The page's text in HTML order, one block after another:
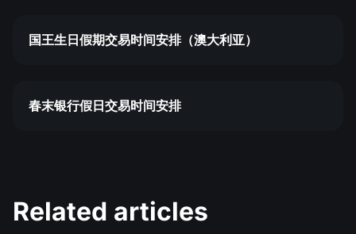
国王生日假期交易时间安排（澳大利亚）
春末银行假日交易时间安排
Related articles